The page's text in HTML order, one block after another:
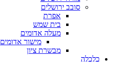
סובב ירושלים
אפרת
בית שמש
מעלה אדומים
מישור אדומים
מבשרת ציון
כלכלה